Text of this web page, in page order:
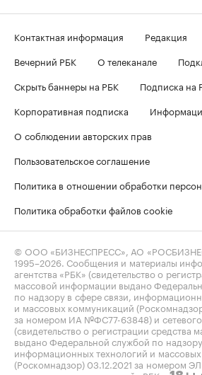
Контактная информация Редакция
Вечерний РБК
О телеканале
Скрыть баннеры на РБК
Подписка на
Корпоративная подписка
О соблюдении авторских прав
Пользовательское соглашение
Политика в отношении обработки
Политика обработки файлов cookie
© ООО «БИЗНЕСПРЕСС», АО
1995–2026 . Сообщения и материалы
агентства «РБК» (свидетельство о
массовой информации выдано
по надзору в сфере связи,
и массовых коммуникаций
за номером ИА №ФС77-63848) и
(свидетельство о регистрации средства
выдано Федеральной службой по надзору
информационных технологий и
(Роскомнадзор) 03.12.2021 за номером